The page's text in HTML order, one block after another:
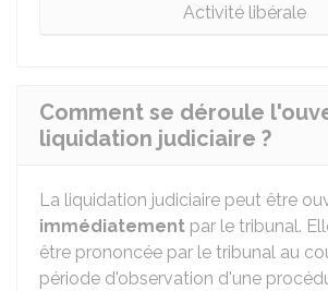
Activité libérale
Comment se déroule
liquidation judiciaire ?
La liquidation judiciaire peut être
immédiatement par le tribunal.
être prononcée par le tribunal au
période d'observation d'une